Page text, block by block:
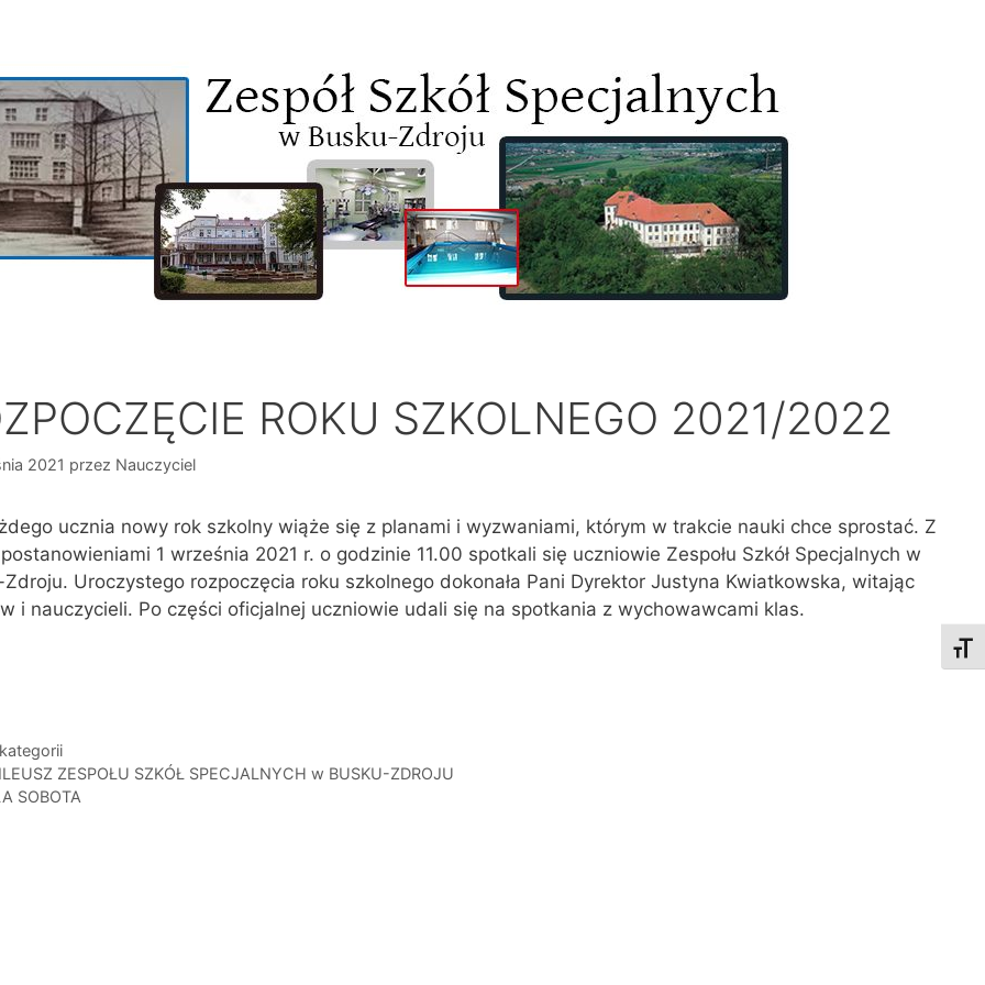
ROKU SZKOLNEGO 2021/2022
2021 przez Nauczyciel
ucznia nowy rok szkolny wiąże się z planami i wyzwaniami, którym w trakcie nauki chce sprostać. Z
1 września 2021 r. o godzinie 11.00 spotkali się uczniowie Zespołu Szkół Specjalnych w
Zdroju. Uroczystego rozpoczęcia roku szkolnego dokonała Pani Dyrektor Justyna Kwiatkowska, witając
i nauczycieli. Po części oficjalnej uczniowie udali się na spotkania z wychowawcami klas.
ZESPOŁU SZKÓŁ SPECJALNYCH w BUSKU-ZDROJU
SOBOTA